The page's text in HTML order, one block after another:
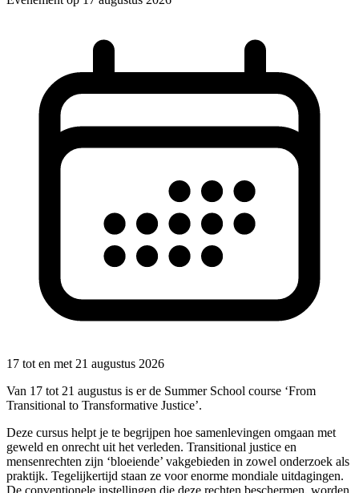
17 tot en met 21 augustus 2026
Van 17 tot 21 augustus is er de Summer School course ‘From
Transitional to Transformative Justice’.
Deze cursus helpt je te begrijpen hoe samenlevingen omgaan met
geweld en onrecht uit het verleden. Transitional justice en
mensenrechten zijn ‘bloeiende’ vakgebieden in zowel onderzoek als
praktijk. Tegelijkertijd staan ze voor enorme mondiale uitdagingen.
De conventionele instellingen die deze rechten beschermen, worden